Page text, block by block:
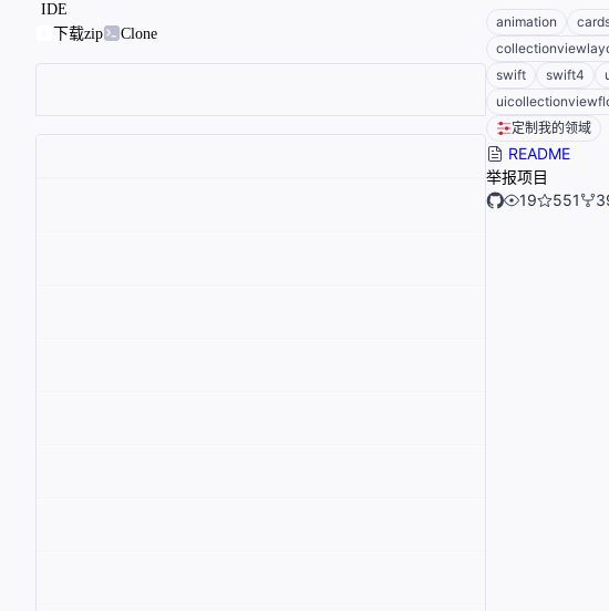
IDE
下载zip
Clone
animation
swift
swift4
定制我的领域
README
举报项目
19
551